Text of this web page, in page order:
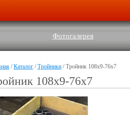
Фотогалерея
/Каталог /Тройники / Тройник 108х9-76х7
108х9-76х7